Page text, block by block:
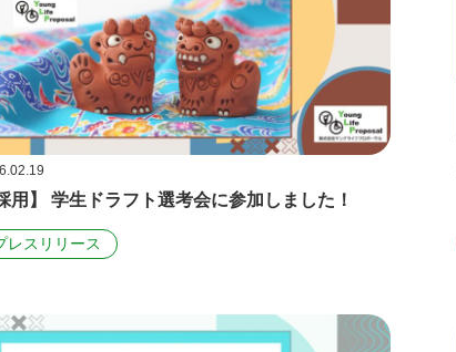
用】 学生ドラフト選考会に参加しました！
レスリリース